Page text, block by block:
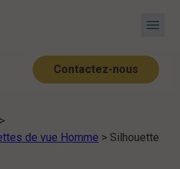
menu
Contactez-nous
>
de vue Homme > Silhouette